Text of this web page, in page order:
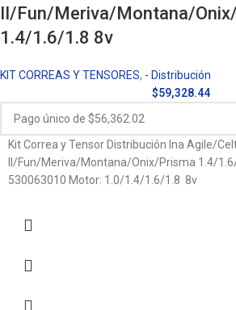
II/Fun/Meriva/Montana/
1.4/1.6/1.8 8v
KIT CORREAS Y TENSORES, - Distribución
$59,328.44
Kit Correa y Tensor Distribución Ina Agile/
II/Fun/Meriva/Montana/Onix/Prisma 1.4/
530063010 Motor: 1.0/1.4/1.6/1.8 8v